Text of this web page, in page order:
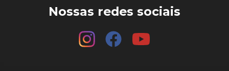
Nossas redes sociais